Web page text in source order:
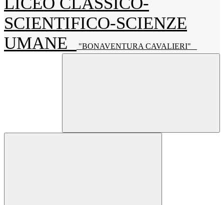
SCIENTIFICO-SCIENZE
UMANE
"BONAVENTURA CAVALIERI"